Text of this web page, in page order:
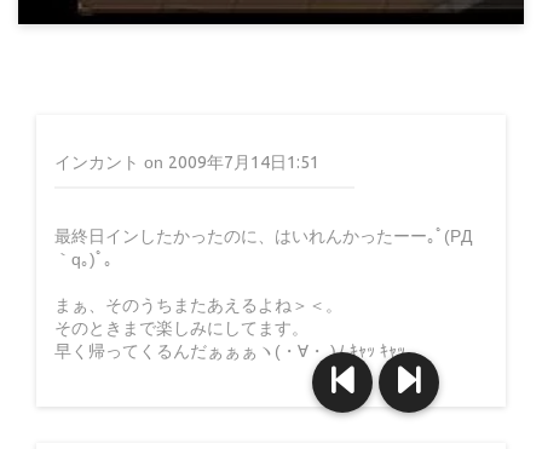
るな。スマートに生きろスマートに。
インカント on 2009年7月14日1:51
最終日インしたかったのに、はいれんかったーー｡ﾟ(PД
｀q｡)ﾟ｡
まぁ、そのうちまたあえるよね＞＜。
そのときまで楽しみにしてます。
早く帰ってくるんだぁぁぁヽ(・∀・ )ﾉ ｷｬｯ ｷｬｯ